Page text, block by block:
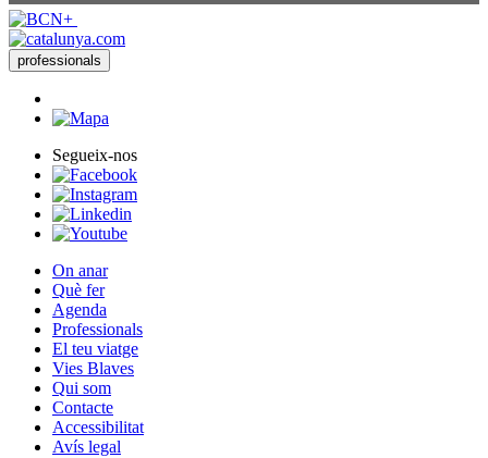
professionals
Segueix-nos
On anar
Què fer
Agenda
Professionals
El teu viatge
Vies Blaves
Qui som
Contacte
Accessibilitat
Avís legal